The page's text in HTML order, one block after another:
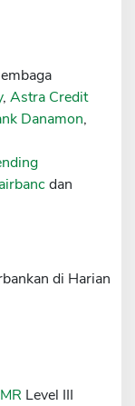
,Astra Credit
Danamon,
dan
di Harian
Level III